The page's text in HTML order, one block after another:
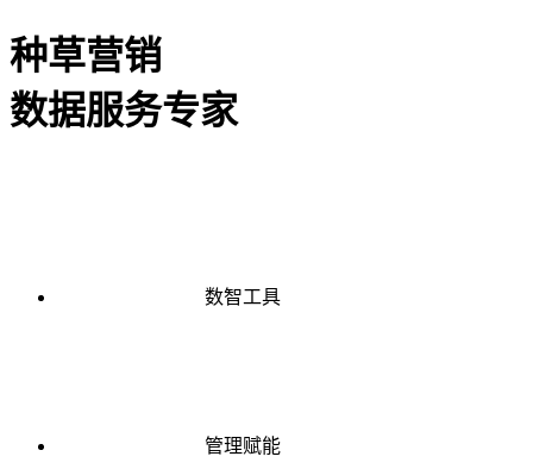
种草营销
数据服务专家
数智工具
管理赋能